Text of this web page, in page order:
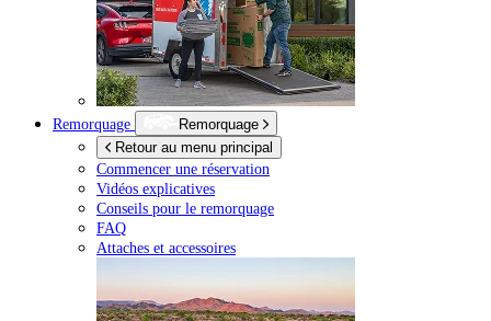
Remorquage
Remorquage
Retour au menu principal
Commencer une réservation
Vidéos explicatives
Conseils pour le remorquage
FAQ
Attaches et accessoires